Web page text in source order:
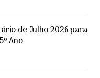
de Julho 2026 para
Ano